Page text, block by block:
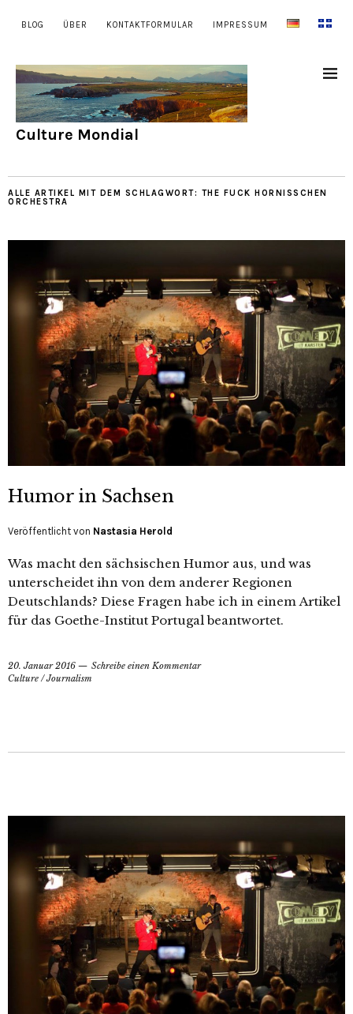
BLOG ÜBER KONTAKTFORMULAR IMPRESSUM
Culture Mondial
ALLE ARTIKEL MIT DEM SCHLAGWORT: THE FUCK HORNISSCHEN
ORCHESTRA
Humor in Sachsen
Veröffentlicht von Nastasia Herold
Was macht den sächsischen Humor aus, und was
unterscheidet ihn von dem anderer Regionen
Deutschlands? Diese Fragen habe ich in einem Artikel
für das Goethe-Institut Portugal beantwortet.
20. Januar 2016
Schreibe einen Kommentar
Culture /Journalism